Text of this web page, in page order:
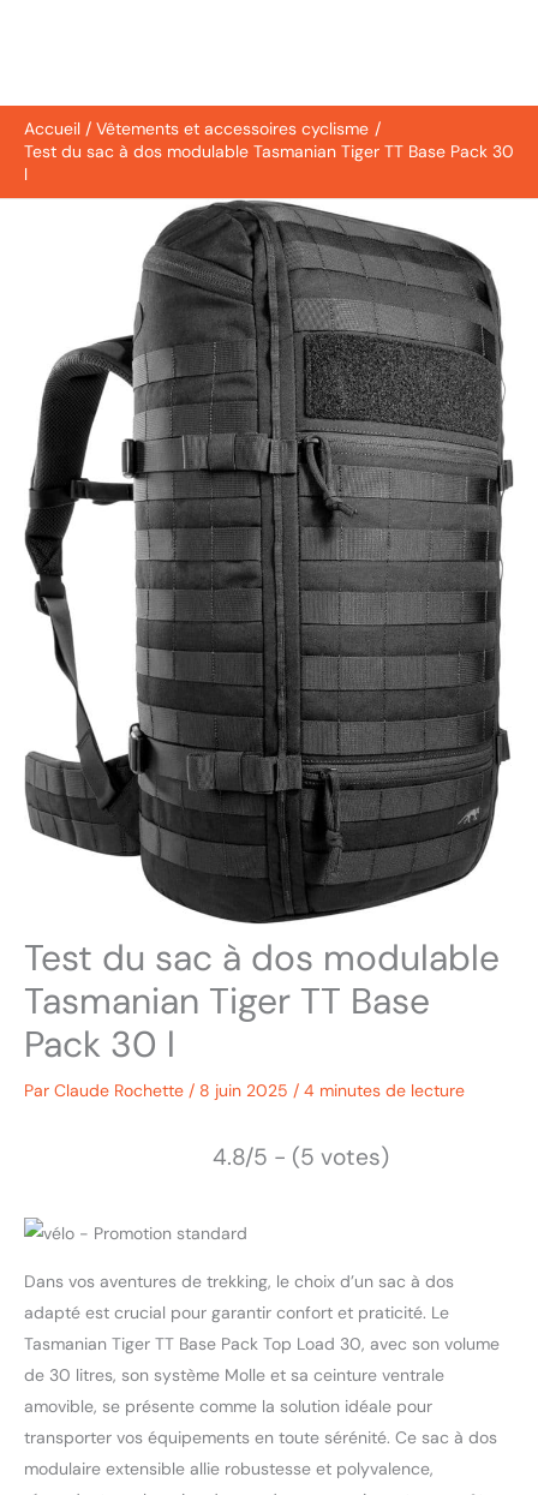
Accueil
Vêtements et accessoires cyclisme
Test du sac à dos modulable Tasmanian Tiger TT Base Pack 30
l
Test du sac à dos modulable
Tasmanian Tiger TT Base
Pack 30 l
Par Claude Rochette / 8 juin 2025 / 4 minutes de lecture
4.8/5 - (5 votes)
Dans vos aventures de trekking, le choix d’un sac à dos
adapté est crucial pour garantir confort et praticité. Le
Tasmanian Tiger TT Base Pack Top Load 30, avec son volume
de 30 litres, son système Molle et sa ceinture ventrale
amovible, se présente comme la solution idéale pour
transporter vos équipements en toute sérénité. Ce sac à dos
modulaire extensible allie robustesse et polyvalence,